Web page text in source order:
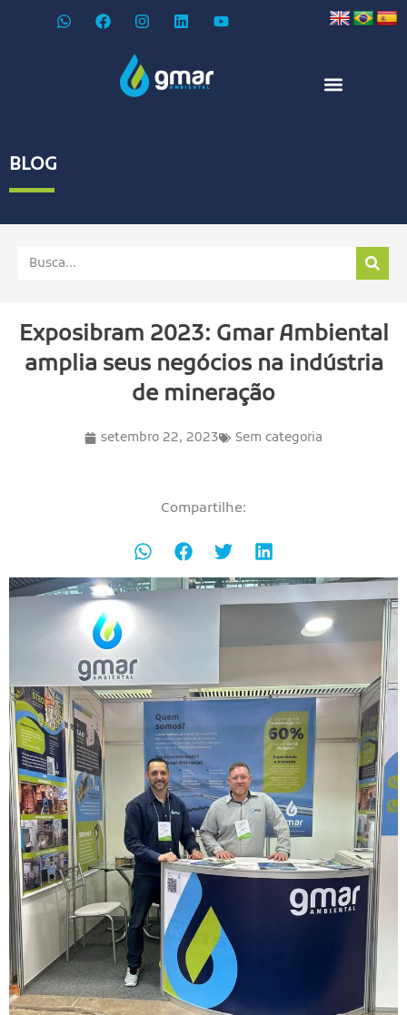
BLOG
Exposibram 2023: Gmar Ambiental
amplia seus negócios na indústria
de mineração
setembro 22, 2023 Sem categoria
Compartilhe: